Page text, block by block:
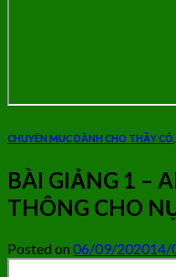
CHUYÊN MỤC DÀNH CHO THẦY CÔ
BÀI GIẢNG 1 –
THÔNG CHO
Posted on 06/09/202014/